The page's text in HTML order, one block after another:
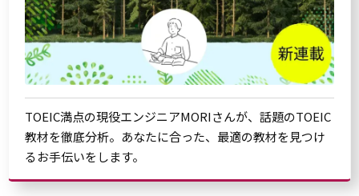
TOEIC満点の現役エンジニアMORIさんが、話題のTOEIC
教材を徹底分析。あなたに合った、最適の教材を見つけ
るお手伝いをします。